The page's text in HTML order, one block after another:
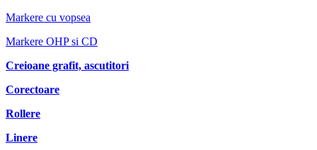
Markere cu vopsea
Markere OHP si CD
Creioane grafit, ascutitori
Corectoare
Rollere
Linere